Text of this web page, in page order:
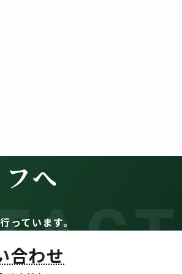
へ
ています。
合わせ